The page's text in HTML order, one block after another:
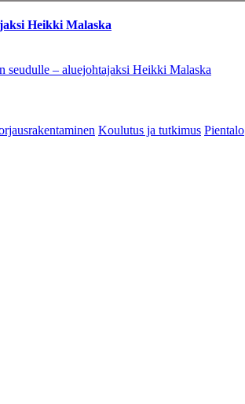
Heikki Malaska
seudulle – aluejohtajaksi Heikki Malaska
Koulutus ja tutkimus Pientalo